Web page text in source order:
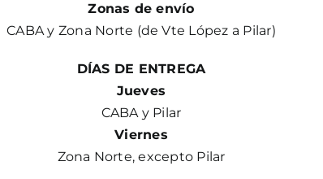
Zonas de envío
CABA y Zona Norte (de Vte López a Pilar)
DÍAS DE ENTREGA
Jueves
CABA y Pilar
Viernes
Zona Norte, excepto Pilar